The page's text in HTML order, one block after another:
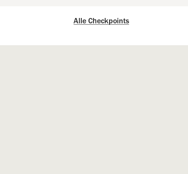
Alle Checkpoints